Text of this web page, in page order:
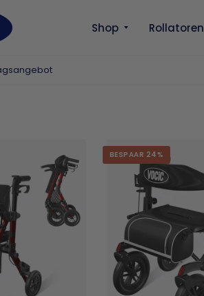
Shop Rollatoren
BESPAAR 24%